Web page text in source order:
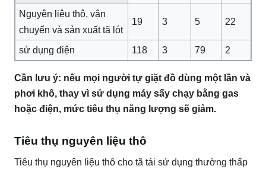
Nguyên liệu thô, vận
chuyển và sản xuất tã lót
19 3 5 22
sử dụng điện 118 3 79 2
Cần lưu ý: nếu mọi người tự giặt đồ dùng một lần và
phơi khô, thay vì sử dụng máy sấy chạy bằng gas
hoặc điện, mức tiêu thụ năng lượng sẽ giảm.
Tiêu thụ nguyên liệu thô
Tiêu thụ nguyên liệu thô cho tã tái sử dụng thường thấp